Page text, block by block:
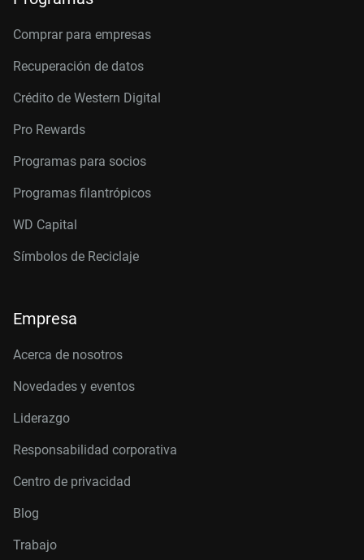
Comprar para empresas
Recuperación de datos
Crédito de Western Digital
Pro Rewards
Programas para socios
Programas filantrópicos
WD Capital
Símbolos de Reciclaje
Empresa
Acerca de nosotros
Novedades y eventos
Liderazgo
Responsabilidad corporativa
Centro de privacidad
Blog
Trabajo